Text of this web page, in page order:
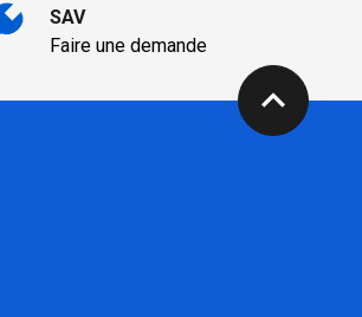
SAV
Faire une demande
expand_less